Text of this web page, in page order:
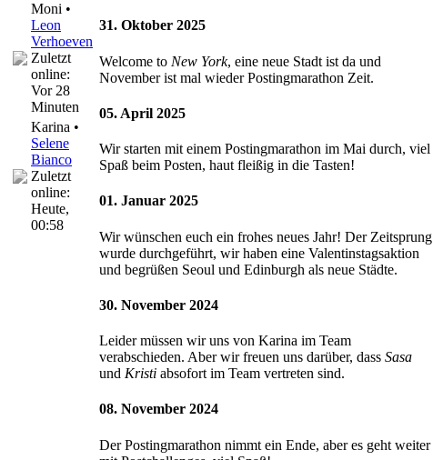
Moni •
Leon
Verhoeven
Zuletzt
online:
Vor 28
Minuten
Karina •
Selene
Bianco
Zuletzt
online:
Heute,
00:58
31. Oktober 2025
Welcome to New York, eine neue Stadt ist da und
November ist mal wieder Postingmarathon Zeit.
05. April 2025
Wir starten mit einem Postingmarathon im Mai durch, viel
Spaß beim Posten, haut fleißig in die Tasten!
01. Januar 2025
Wir wünschen euch ein frohes neues Jahr! Der Zeitsprung
wurde durchgeführt, wir haben eine Valentinstagsaktion
und begrüßen Seoul und Edinburgh als neue Städte.
30. November 2024
Leider müssen wir uns von Karina im Team
verabschieden. Aber wir freuen uns darüber, dass Sasa
und Kristi absofort im Team vertreten sind.
08. November 2024
Der Postingmarathon nimmt ein Ende, aber es geht weiter